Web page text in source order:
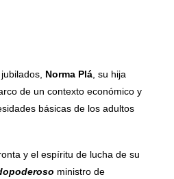
Norma Plá, su hija
de un contexto económico y
básicas de los adultos
y el espíritu de lucha de su
ministro de